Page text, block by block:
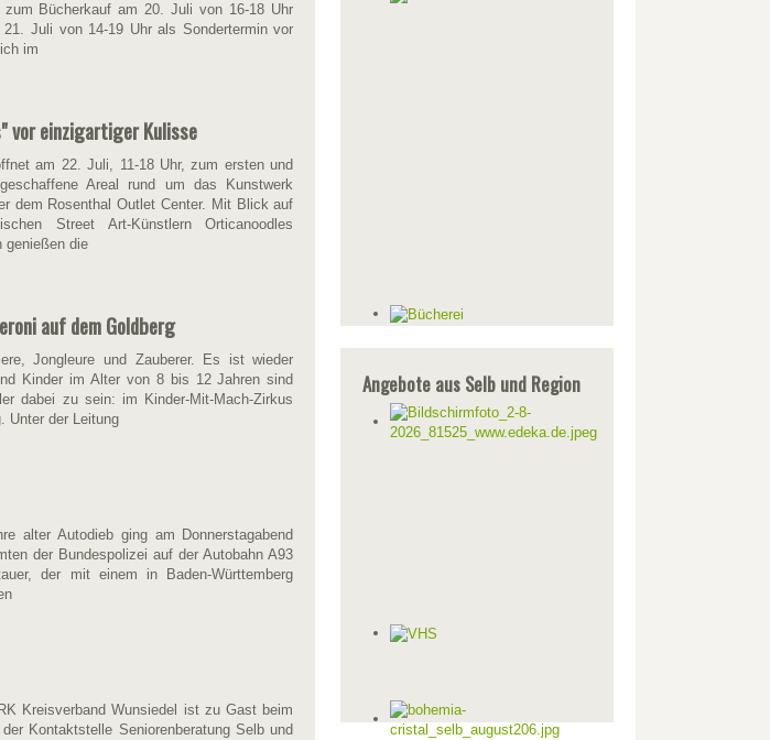
Bücherkauf am 20. Juli von 16-18 Uhr
Juli von 14-19 Uhr als Sondertermin vor
im
vor einzigartiger Kulisse
am 22. Juli, 11-18 Uhr, zum ersten und
Areal rund um das Kunstwerk
dem Rosenthal Outlet Center. Mit Blick auf
Street Art-Künstlern Orticanoodles
genießen die
auf dem Goldberg
Jongleure und Zauberer. Es ist wieder
Kinder im Alter von 8 bis 12 Jahren sind
dabei zu sein: im Kinder-Mit-Mach-Zirkus
Unter der Leitung
alter Autodieb ging am Donnerstagabend
der Bundespolizei auf der Autobahn A93
der mit einem in Baden-Württemberg
Kreisverband Wunsiedel ist zu Gast beim
Kontaktstelle Seniorenberatung Selb und
Angebote aus Selb und Region